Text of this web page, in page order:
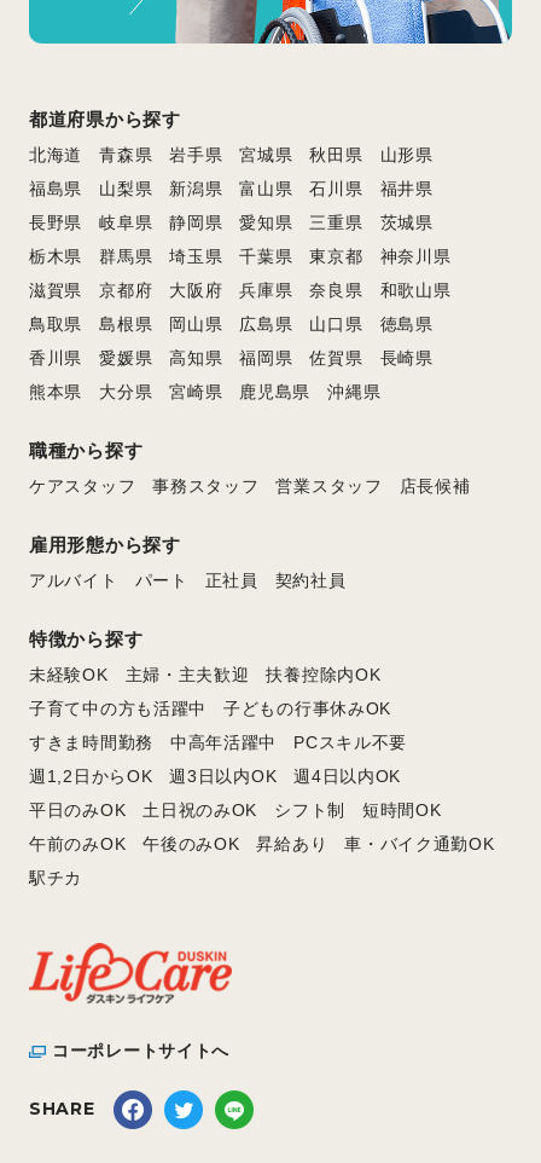
都道府県から探す
北海道 青森県 岩手県 宮城県 秋田県
山形県
福島県
山梨県 新潟県 富山県 石川県
福井県
長野県
岐阜県 静岡県 愛知県 三重県
茨城県
栃木県
群馬県 埼玉県 千葉県 東京都
神奈川県
滋賀県
京都府 大阪府 兵庫県 奈良県
和歌山県
鳥取県
島根県 岡山県 広島県 山口県
徳島県
香川県
愛媛県 高知県 福岡県 佐賀県
長崎県
熊本県
大分県 宮崎県 鹿児島県 沖縄県
職種から探す
ケアスタッフ 事務スタッフ 営業スタッフ 店長候補
雇用形態から探す
アルバイト パート 正社員 契約社員
特徴から探す
未経験OK 主婦・主夫歓迎
扶養控除内OK
子育て中の方も活躍中
子どもの行事休みOK
すきま時間勤務
中高年活躍中
PCスキル不要
週1,2日からOK
週3日以内OK
週4日以内OK
平日のみOK
土日祝のみOK シフト制
短時間OK
午前のみOK
午後のみOK 昇給あり
車・バイク通勤OK
駅チカ
コーポレートサイトへ
SHARE